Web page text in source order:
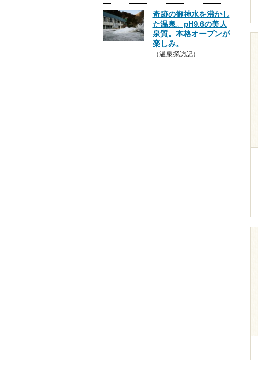
奇跡の御神水を沸かし
た温泉。pH9.6の美人
泉質。本格オープンが
楽しみ。
（温泉探訪記）